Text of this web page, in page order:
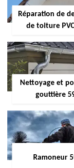
Réparation de
de toiture
Nettoyage et
gouttière
Ramoneur